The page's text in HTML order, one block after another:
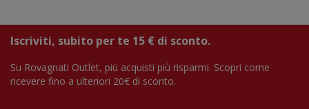
Iscriviti, subito per te 15 € di sconto.
Su Rovagnati Outlet, più acquisti più risparmi. Scopri come
ricevere fino a ulteriori 20€ di sconto.